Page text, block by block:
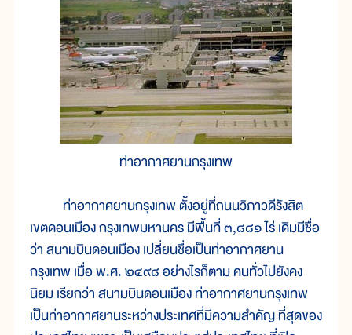
ท่าอากาศยานกรุงเทพ
ท่าอากาศยานกรุงเทพ ตั้งอยู่ที่ถนนวิภาวดีรังสิต
เขตดอนเมือง กรุงเทพมหานคร มีพื้นที่ ๓,๘๘๑ ไร่ เดิมมีชื่อ
ว่า สนามบินดอนเมือง เปลี่ยนชื่อเป็นท่าอากาศยาน
กรุงเทพ เมื่อ พ.ศ. ๒๔๙๘ อย่างไรก็ตาม คนทั่วไปยังคง
นิยม เรียกว่า สนามบินดอนเมือง ท่าอากาศยานกรุงเทพ
เป็นท่าอากาศยานระหว่างประเทศที่มีความสำคัญ ที่สุดของ